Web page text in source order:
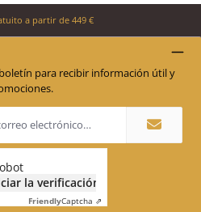
a partir de 449 €
para recibir información útil y
la verificación
FriendlyCaptcha ⇗